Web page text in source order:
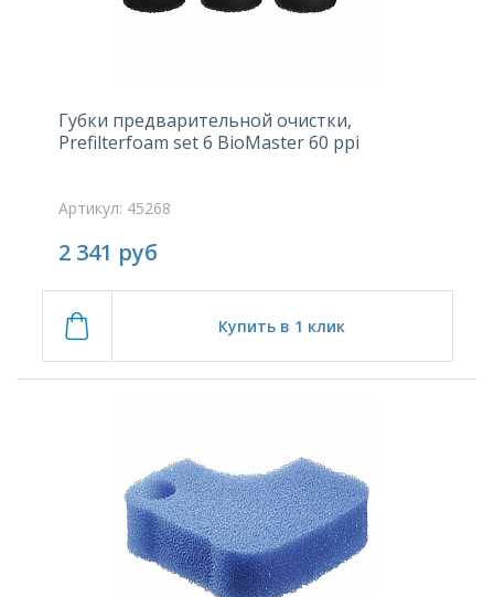
Губки предварительной очистки,
Prefilterfoam set 6 BioMaster 60 ppi
Артикул: 45268
2 341 руб
Купить в 1 клик